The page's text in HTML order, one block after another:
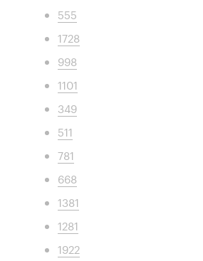
555
1728
998
1101
349
511
781
668
1381
1281
1922